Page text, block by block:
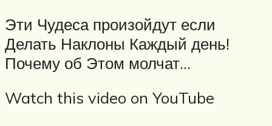
Эти Чудеса произойдут если
Делать Наклоны Каждый день!
Почему об Этом молчат…
Watch this video on YouTube